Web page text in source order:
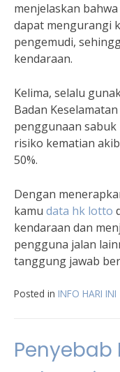
menjelaskan
dapat mengurangi
pengemudi,
kendaraan.
Kelima, selalu
Badan
penggunaan
risiko kematian
50%.
Dengan
kamu data hk lotto
kendaraan dan
pengguna jalan
tanggung jawab
Posted in INFO HARI INI
Penyebab